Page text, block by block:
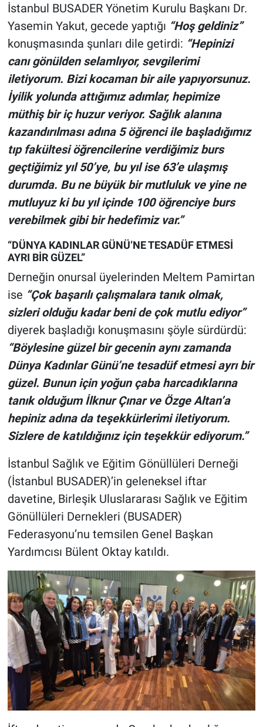
İstanbul BUSADER Yönetim Kurulu Başkanı Dr.
Yasemin Yakut, gecede yaptığı “Hoş geldiniz”
konuşmasında şunları dile getirdi: “Hepinizi
canı gönülden selamlıyor, sevgilerimi
iletiyorum. Bizi kocaman bir aile yapıyorsunuz.
İyilik yolunda attığımız adımlar, hepimize
müthiş bir iç huzur veriyor. Sağlık alanına
kazandırılması adına 5 öğrenci ile başladığımız
tıp fakültesi öğrencilerine verdiğimiz burs
geçtiğimiz yıl 50’ye, bu yıl ise 63’e ulaşmış
durumda. Bu ne büyük bir mutluluk ve yine ne
mutluyuz ki bu yıl içinde 100 öğrenciye burs
verebilmek gibi bir hedefimiz var.”
“DÜNYA KADINLAR GÜNÜ’NE TESADÜF ETMESİ
AYRI BİR GÜZEL”
Derneğin onursal üyelerinden Meltem Pamirtan
ise “Çok başarılı çalışmalara tanık olmak,
sizleri olduğu kadar beni de çok mutlu ediyor”
diyerek başladığı konuşmasını şöyle sürdürdü:
“Böylesine güzel bir gecenin aynı zamanda
Dünya Kadınlar Günü’ne tesadüf etmesi ayrı bir
güzel. Bunun için yoğun çaba harcadıklarına
tanık olduğum İlknur Çınar ve Özge Altan’a
hepiniz adına da teşekkürlerimi iletiyorum.
Sizlere de katıldığınız için teşekkür ediyorum.”
İstanbul Sağlık ve Eğitim Gönüllüleri Derneği
(İstanbul BUSADER)’in geleneksel iftar
davetine, Birleşik Uluslararası Sağlık ve Eğitim
Gönüllüleri Dernekleri (BUSADER)
Federasyonu’nu temsilen Genel Başkan
Yardımcısı Bülent Oktay katıldı.